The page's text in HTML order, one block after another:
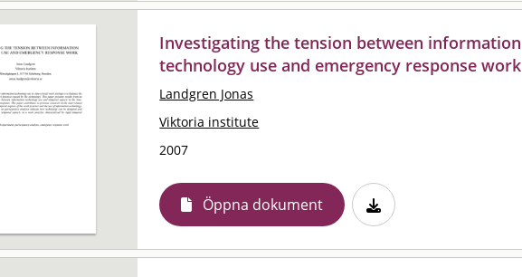
Investigating the tension between information
technology use and emergency response work
Landgren Jonas
Viktoria institute
2007
Öppna dokument